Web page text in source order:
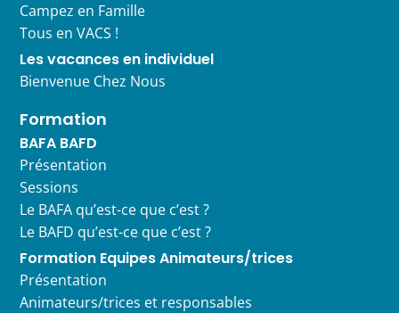
Campez en Famille
Tous en VACS !
Les vacances en individuel
Bienvenue Chez Nous
Formation
BAFA BAFD
Présentation
Sessions
Le BAFA qu’est-ce que c’est ?
Le BAFD qu’est-ce que c’est ?
Formation Equipes Animateurs/trices
Présentation
Animateurs/trices et responsables